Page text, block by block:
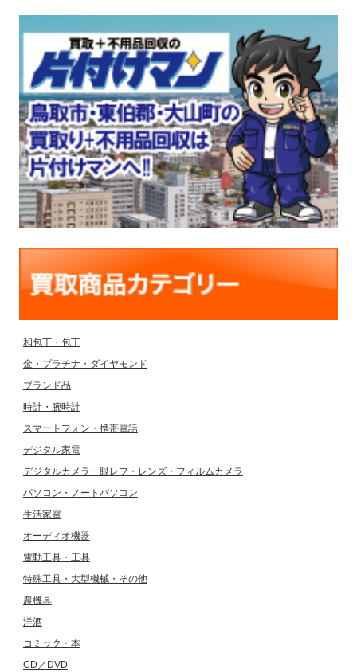
和包丁・包丁
金・プラチナ・ダイヤモンド
ブランド品
時計・腕時計
スマートフォン・携帯電話
デジタル家電
デジタルカメラ一眼レフ・レンズ・フィルムカメラ
パソコン・ノートパソコン
生活家電
オーディオ機器
電動工具・工具
特殊工具・大型機械・その他
農機具
洋酒
コミック・本
CD／DVD